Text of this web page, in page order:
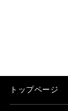
トップページ